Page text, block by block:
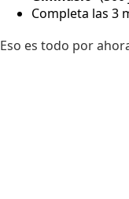
Completa las 3
Eso es todo por